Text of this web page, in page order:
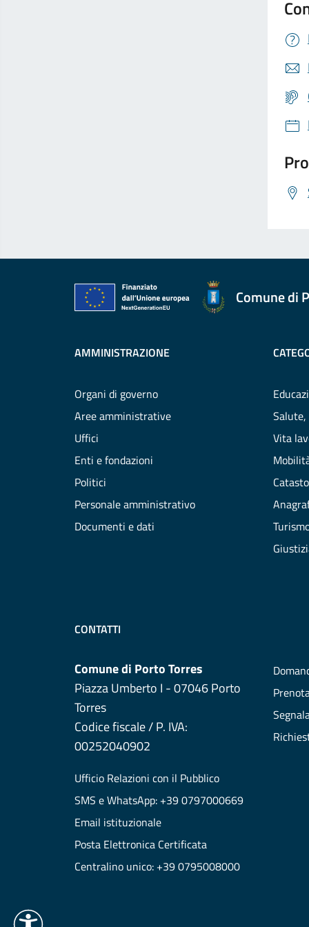
Comune di
AMMINISTRAZIONE
Organi di governo
Aree amministrative
Uffici
Enti e fondazioni
Politici
Personale amministrativo
Documenti e dati
Salute,
Vita
CONTATTI
Comune di Porto Torres
Piazza Umberto I - 07046 Porto
Torres
Codice fiscale / P. IVA:
00252040902
Ufficio Relazioni con il Pubblico
SMS e WhatsApp: +39 0797000669
Email istituzionale
Posta Elettronica Certificata
Centralino unico: +39 0795008000